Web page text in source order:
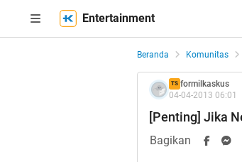
Entertainment
Beranda Komunitas
TS formilkaskus
04-04-2013 06:01
[Penting] Jika
Bagikan